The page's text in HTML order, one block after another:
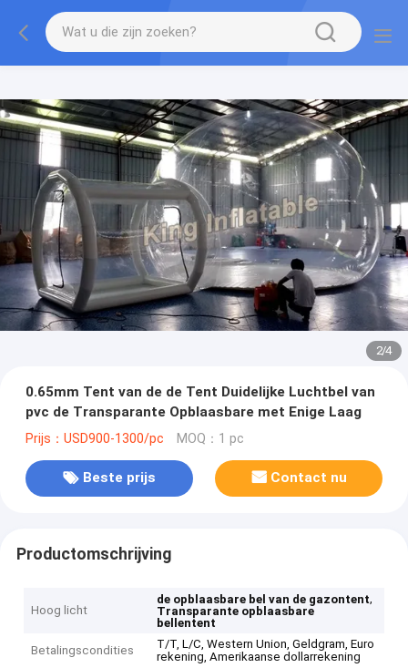
2/4
0.65mm Tent van de de Tent Duidelijke Luchtbel van
pvc de Transparante Opblaasbare met Enige Laag
Prijs：USD900-1300/pc MOQ：1 pc
Beste prijs Contact nu
Productomschrijving
Hoog licht
de opblaasbare bel van de gazontent,
Transparante opblaasbare
bellentent
Betalingscondities
T/T, L/C, Western Union, Geldgram, Euro
rekening, Amerikaanse dollarrekening